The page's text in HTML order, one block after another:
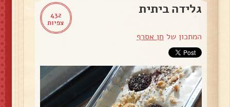
432
צפיות
גלידה ביתית
המתכון של חן אסרף